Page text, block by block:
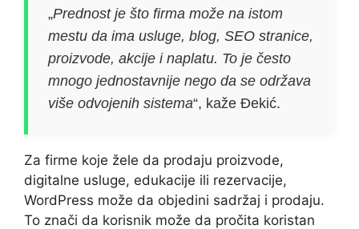
„Prednost je što firma može na istom
mestu da ima usluge, blog, SEO stranice,
proizvode, akcije i naplatu. To je često
mnogo jednostavnije nego da se održava
više odvojenih sistema“, kaže Đekić.
Za firme koje žele da prodaju proizvode,
digitalne usluge, edukacije ili rezervacije,
WordPress može da objedini sadržaj i prodaju.
To znači da korisnik može da pročita koristan